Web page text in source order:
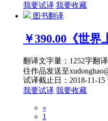
我要试译 我要收藏
图书翻译
￥390.00 《世
翻译文字量：1252字翻
往作品发送至
试译截止日：2018-11-15
我要试译 我要收藏
«
1